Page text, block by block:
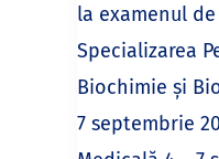
la examenul
Specializarea
Biochimie și
7 septembrie